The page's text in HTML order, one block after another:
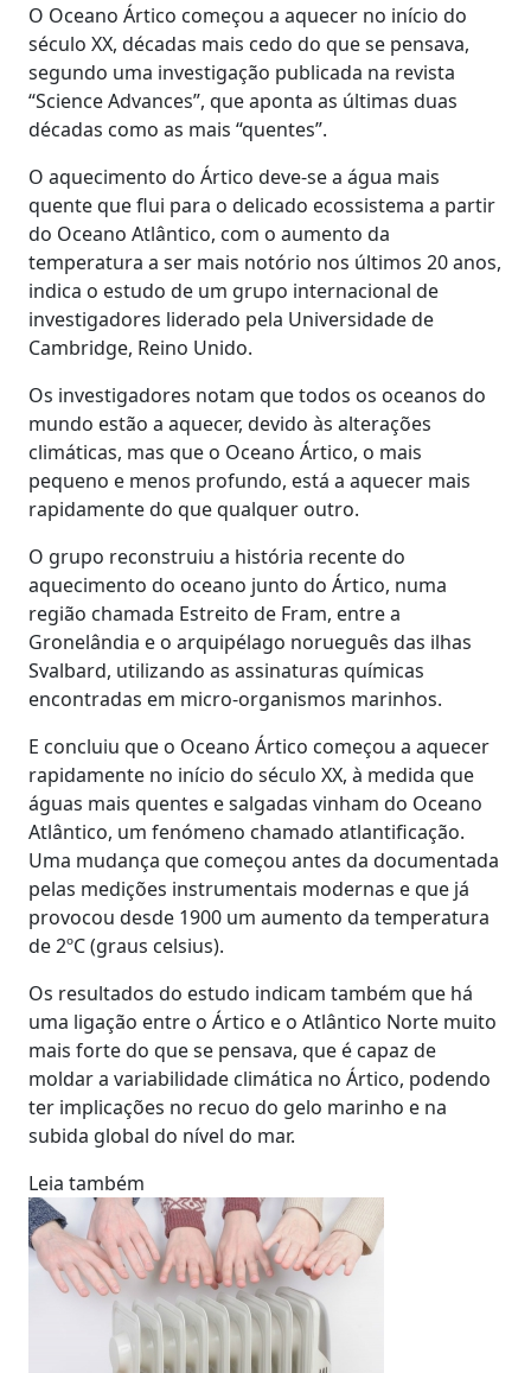
O Oceano Ártico começou a aquecer no início do
século XX, décadas mais cedo do que se pensava,
segundo uma investigação publicada na revista
“Science Advances”, que aponta as últimas duas
décadas como as mais “quentes”.
O aquecimento do Ártico deve-se a água mais
quente que flui para o delicado ecossistema a partir
do Oceano Atlântico, com o aumento da
temperatura a ser mais notório nos últimos 20 anos,
indica o estudo de um grupo internacional de
investigadores liderado pela Universidade de
Cambridge, Reino Unido.
Os investigadores notam que todos os oceanos do
mundo estão a aquecer, devido às alterações
climáticas, mas que o Oceano Ártico, o mais
pequeno e menos profundo, está a aquecer mais
rapidamente do que qualquer outro.
O grupo reconstruiu a história recente do
aquecimento do oceano junto do Ártico, numa
região chamada Estreito de Fram, entre a
Gronelândia e o arquipélago norueguês das ilhas
Svalbard, utilizando as assinaturas químicas
encontradas em micro-organismos marinhos.
E concluiu que o Oceano Ártico começou a aquecer
rapidamente no início do século XX, à medida que
águas mais quentes e salgadas vinham do Oceano
Atlântico, um fenómeno chamado atlantificação.
Uma mudança que começou antes da documentada
pelas medições instrumentais modernas e que já
provocou desde 1900 um aumento da temperatura
de 2ºC (graus celsius).
Os resultados do estudo indicam também que há
uma ligação entre o Ártico e o Atlântico Norte muito
mais forte do que se pensava, que é capaz de
moldar a variabilidade climática no Ártico, podendo
ter implicações no recuo do gelo marinho e na
subida global do nível do mar.
Leia também